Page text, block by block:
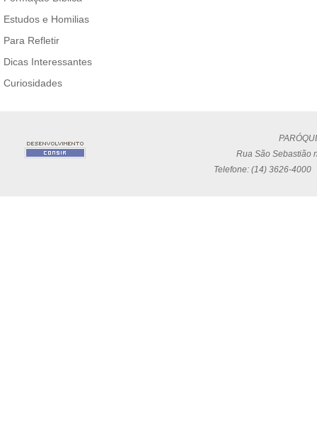
Estudos e Homilias
Para Refletir
Dicas Interessantes
Curiosidades
Rua São Sebastião
Telefone: (14) 3626-